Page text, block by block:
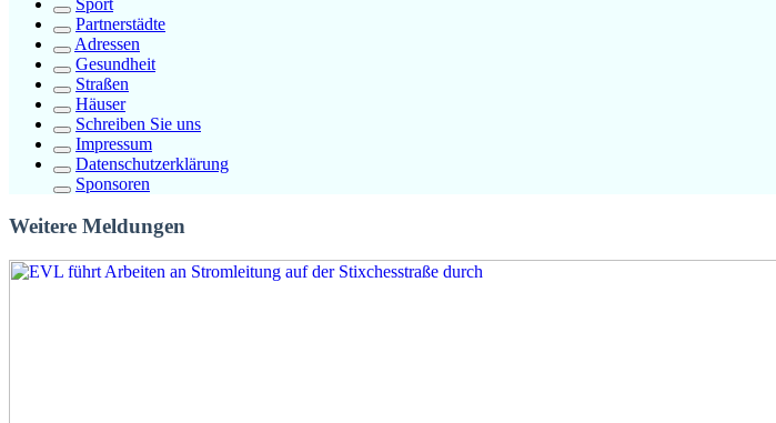
Partnerstädte
Adressen
Gesundheit
Straßen
Häuser
Schreiben Sie uns
Impressum
Datenschutzerklärung
Sponsoren
Weitere Meldungen